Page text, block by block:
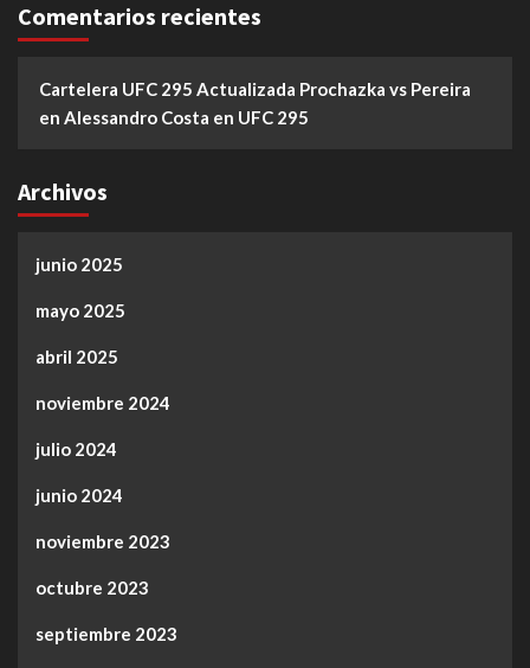
Comentarios recientes
Cartelera UFC 295 Actualizada Prochazka vs Pereira
en Alessandro Costa en UFC 295
Archivos
junio 2025
mayo 2025
abril 2025
noviembre 2024
julio 2024
junio 2024
noviembre 2023
octubre 2023
septiembre 2023